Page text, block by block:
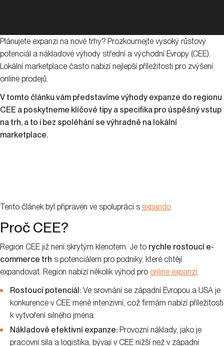
Plánujete expanzi na nové trhy? Prozkoumejte vysoký růstový
potenciál a nákladové výhody střední a východní Evropy (CEE).
Lokální marketplace často nabízí nejlepší příležitosti pro zvýšení
online prodejů.
V tomto článku vám představíme výhody expanze do regionu
CEE a poskytneme klíčové tipy a specifika pro úspěšný vstup
na trh, a to i bez spoléhání se výhradně na lokální
marketplace.
Tento článek byl připraven ve spolupráci s expando
Proč CEE?
Region CEE již není skrytým klenotem. Je to rychle rostoucí e-
commerce trh s potenciálem pro podniky, které chtějí
expandovat. Region nabízí několik výhod pro online expanzi:
Rostoucí potenciál: Ve srovnání se západní Evropou a USA je
konkurence v CEE méně intenzivní, což firmám nabízí příležitosti
k vytvoření silného jména.
Nákladově efektivní expanze: Provozní náklady, jako je
pracovní síla a logistika, bývají v CEE nižší než v západní